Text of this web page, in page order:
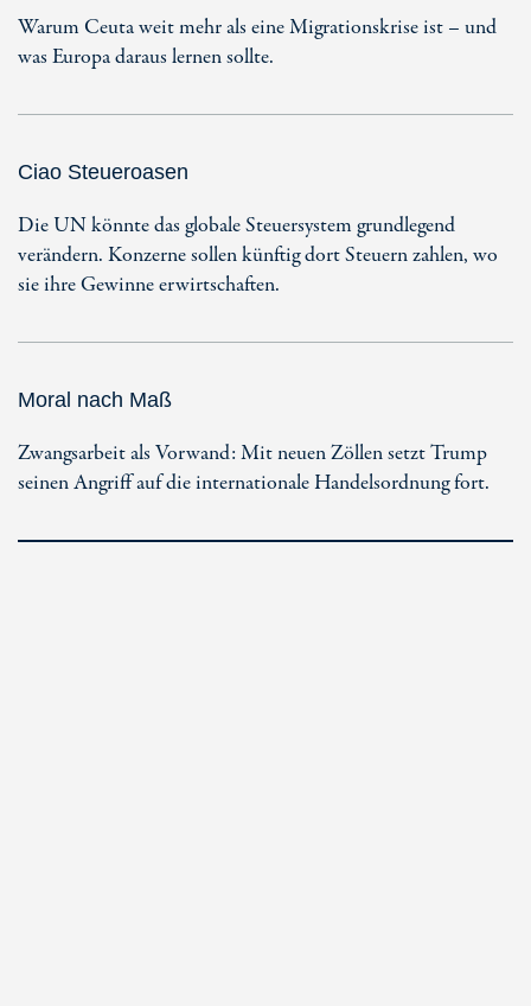
Warum Ceuta weit mehr als eine Migrationskrise ist – und
was Europa daraus lernen sollte.
Ciao Steueroasen
Die UN könnte das globale Steuersystem grundlegend
verändern. Konzerne sollen künftig dort Steuern zahlen, wo
sie ihre Gewinne erwirtschaften.
Moral nach Maß
Zwangsarbeit als Vorwand: Mit neuen Zöllen setzt Trump
seinen Angriff auf die internationale Handelsordnung fort.